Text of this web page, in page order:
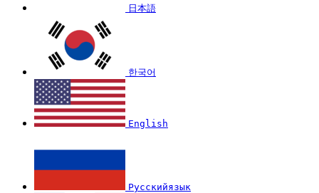
日本語
한국어
English
Русскийязык